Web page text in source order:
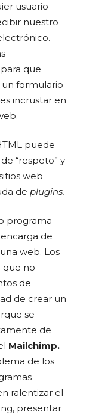
usuario
nuestro
que
formulario
incrustar en
puede
“respeto” y
web
de plugins.
programa
de
web. Los
que no
de
de crear un
se
de
Mailchimp.
de los
ralentizar el
presentar